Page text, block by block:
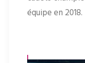
équipe en 2018.